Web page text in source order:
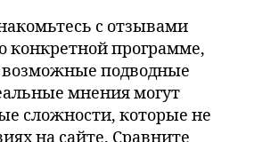
с отзывами
конкретной программе,
подводные
мнения могут
сложности, которые не
на сайте. Сравните